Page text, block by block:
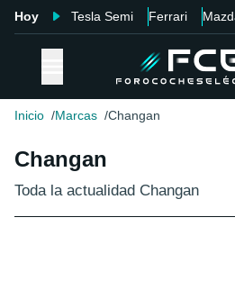
Hoy Tesla Semi Ferrari
Inicio Marcas Changan
Changan
Toda la actualidad Changan